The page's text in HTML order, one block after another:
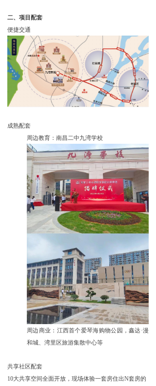
二、项目配套
便捷交通
成熟配套
周边教育：南昌二中九湾学校
周边商业：江西首个爱琴海购物公园，鑫达·漫
和城、湾里区旅游集散中心等
共享社区配套
10大共享空间全面开放，现场体验一套房住出N套房的